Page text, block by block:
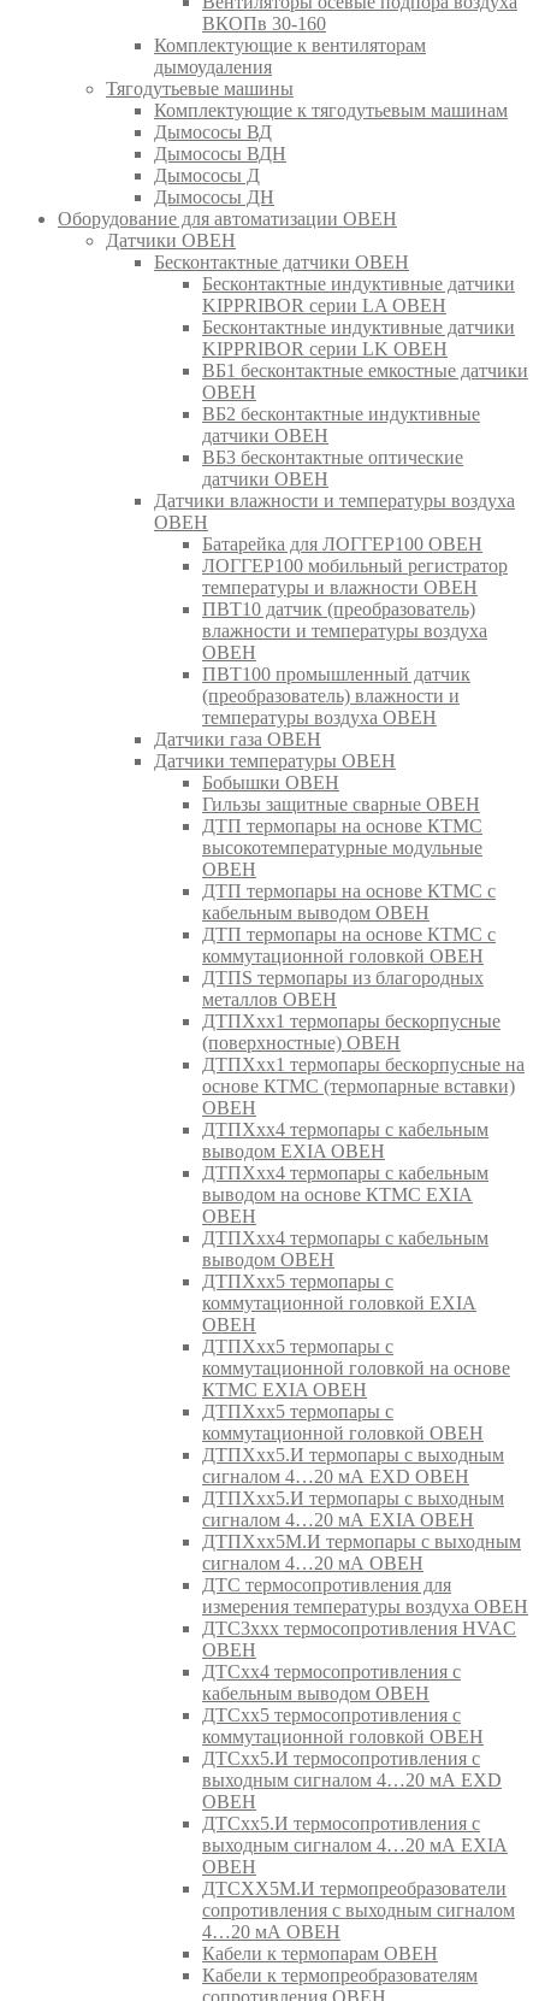
ВКОПв 30-160
Комплектующие к вентиляторам
дымоудаления
Тягодутьевые машины
Комплектующие к тягодутьевым машинам
Дымососы ВД
Дымососы ВДН
Дымососы Д
Дымососы ДН
Оборудование для автоматизации ОВЕН
Датчики ОВЕН
Бесконтактные датчики ОВЕН
Бесконтактные индуктивные датчики
KIPPRIBOR серии LA ОВЕН
Бесконтактные индуктивные датчики
KIPPRIBOR серии LK ОВЕН
ВБ1 бесконтактные емкостные датчики
ОВЕН
ВБ2 бесконтактные индуктивные
датчики ОВЕН
ВБ3 бесконтактные оптические
датчики ОВЕН
Датчики влажности и температуры воздуха
ОВЕН
Батарейка для ЛОГГЕР100 ОВЕН
ЛОГГЕР100 мобильный регистратор
температуры и влажности ОВЕН
ПВТ10 датчик (преобразователь)
влажности и температуры воздуха
ОВЕН
ПВТ100 промышленный датчик
(преобразователь) влажности и
температуры воздуха ОВЕН
Датчики газа ОВЕН
Датчики температуры ОВЕН
Бобышки ОВЕН
Гильзы защитные сварные ОВЕН
ДТП термопары на основе КТМС
высокотемпературные модульные
ОВЕН
ДТП термопары на основе КТМС с
кабельным выводом ОВЕН
ДТП термопары на основе КТМС с
коммутационной головкой ОВЕН
ДТПS термопары из благородных
металлов ОВЕН
ДТПХхх1 термопары бескорпусные
(поверхностные) ОВЕН
ДТПХхх1 термопары бескорпусные на
основе КТМС (термопарные вставки)
ОВЕН
ДТПХхх4 термопары с кабельным
выводом EXIA ОВЕН
ДТПХхх4 термопары с кабельным
выводом на основе КТМС EXIA
ОВЕН
ДТПХхх4 термопары с кабельным
выводом ОВЕН
ДТПХхх5 термопары с
коммутационной головкой EXIA
ОВЕН
ДТПХхх5 термопары с
коммутационной головкой на основе
КТМС EXIA ОВЕН
ДТПХхх5 термопары с
коммутационной головкой ОВЕН
ДТПХхх5.И термопары с выходным
сигналом 4…20 мА EXD ОВЕН
ДТПХхх5.И термопары с выходным
сигналом 4…20 мА EXIA ОВЕН
ДТПХхх5М.И термопары с выходным
сигналом 4…20 мА ОВЕН
ДТС термосопротивления для
измерения температуры воздуха ОВЕН
ДТС3ххх термосопротивления HVAC
ОВЕН
ДТСхх4 термосопротивления с
кабельным выводом ОВЕН
ДТСхх5 термосопротивления с
коммутационной головкой ОВЕН
ДТСхх5.И термосопротивления с
выходным сигналом 4…20 мА EXD
ОВЕН
ДТСхх5.И термосопротивления с
выходным сигналом 4…20 мА EXIA
ОВЕН
ДТСХХ5М.И термопреобразователи
сопротивления с выходным сигналом
4…20 мА ОВЕН
Кабели к термопарам ОВЕН
Кабели к термопреобразователям
сопротивления ОВЕН